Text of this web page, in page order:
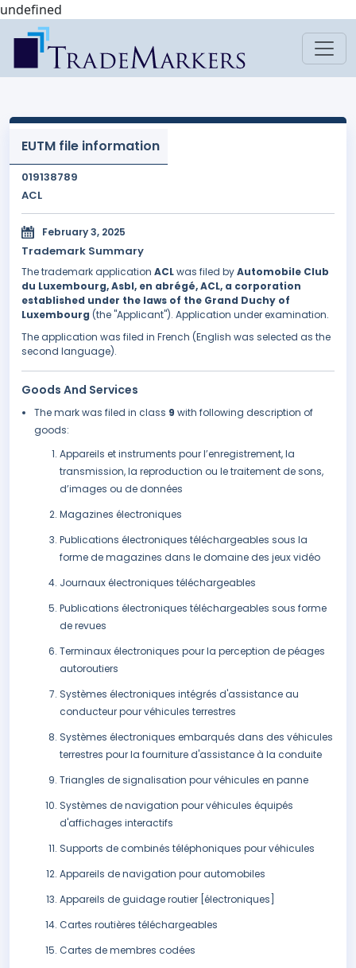
undefined
EUTM file information
019138789
ACL
February 3, 2025
Trademark Summary
The trademark application ACLwas filed byAutomobile Club
du Luxembourg, Asbl, en abrégé, ACL, a corporation
established under the laws of the Grand Duchy of
Luxembourg (the "Applicant"). Application under examination.
The application was filed in French (English was selected as the
second language).
Goods And Services
The mark was filed in class 9 with following description of
goods:
Appareils et instruments pour l’enregistrement, la
transmission, la reproduction ou le traitement de sons,
d’images ou de données
Magazines électroniques
Publications électroniques téléchargeables sous la
forme de magazines dans le domaine des jeux vidéo
Journaux électroniques téléchargeables
Publications électroniques téléchargeables sous forme
de revues
Terminaux électroniques pour la perception de péages
autoroutiers
Systèmes électroniques intégrés d'assistance au
conducteur pour véhicules terrestres
Systèmes électroniques embarqués dans des véhicules
terrestres pour la fourniture d'assistance à la conduite
Triangles de signalisation pour véhicules en panne
Systèmes de navigation pour véhicules équipés
d'affichages interactifs
Supports de combinés téléphoniques pour véhicules
Appareils de navigation pour automobiles
Appareils de guidage routier [électroniques]
Cartes routières téléchargeables
Cartes de membres codées